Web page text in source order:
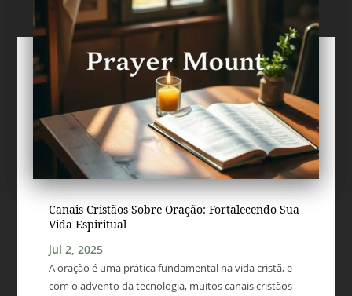
Canais Cristãos Sobre Oração: Fortalecendo Sua
Vida Espiritual
jul 2, 2025
A oração é uma prática fundamental na vida cristã, e
com o advento da tecnologia, muitos canais cristãos